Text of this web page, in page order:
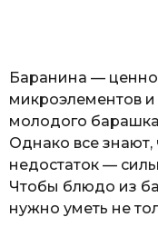
Баранина —
микроэлементов
молодого
Однако все знают,
недостаток —
Чтобы блюдо из
нужно уметь не